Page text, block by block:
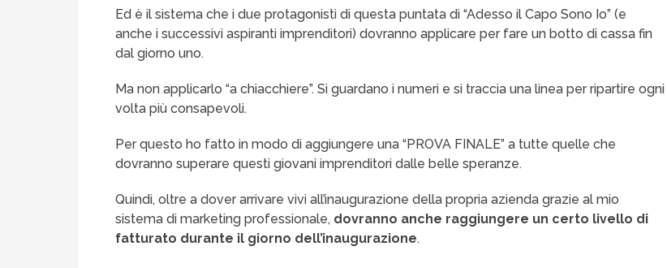
Ed è il sistema che i due protagonisti di questa puntata di “Adesso il Capo Sono Io” (e
anche i successivi aspiranti imprenditori) dovranno applicare per fare un botto di cassa fin
dal giorno uno.
Ma non applicarlo “a chiacchiere”. Si guardano i numeri e si traccia una linea per ripartire ogni
volta più consapevoli.
Per questo ho fatto in modo di aggiungere una “PROVA FINALE” a tutte quelle che
dovranno superare questi giovani imprenditori dalle belle speranze.
Quindi, oltre a dover arrivare vivi all’inaugurazione della propria azienda grazie al mio
sistema di marketing professionale, dovranno anche raggiungere un certo livello di
fatturato durante il giorno dell’inaugurazione.